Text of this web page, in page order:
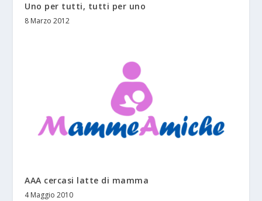
Uno per tutti, tutti per uno
8 Marzo 2012
AAA cercasi latte di mamma
4 Maggio 2010